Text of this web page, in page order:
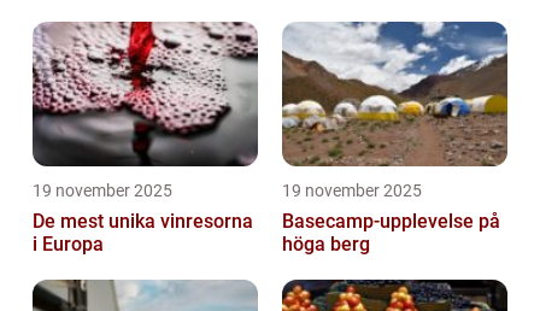
19 november 2025
De mest unika vinresorna
i Europa
19 november 2025
Basecamp-upplevelse på
höga berg